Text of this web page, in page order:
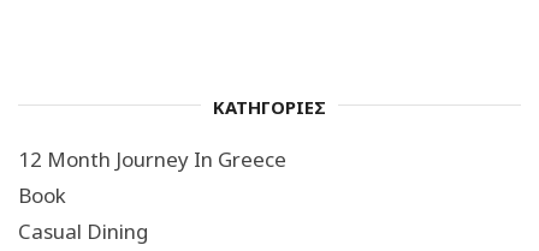
ΚΑΤΗΓΟΡΙΕΣ
12 Month Journey In Greece
Book
Casual Dining